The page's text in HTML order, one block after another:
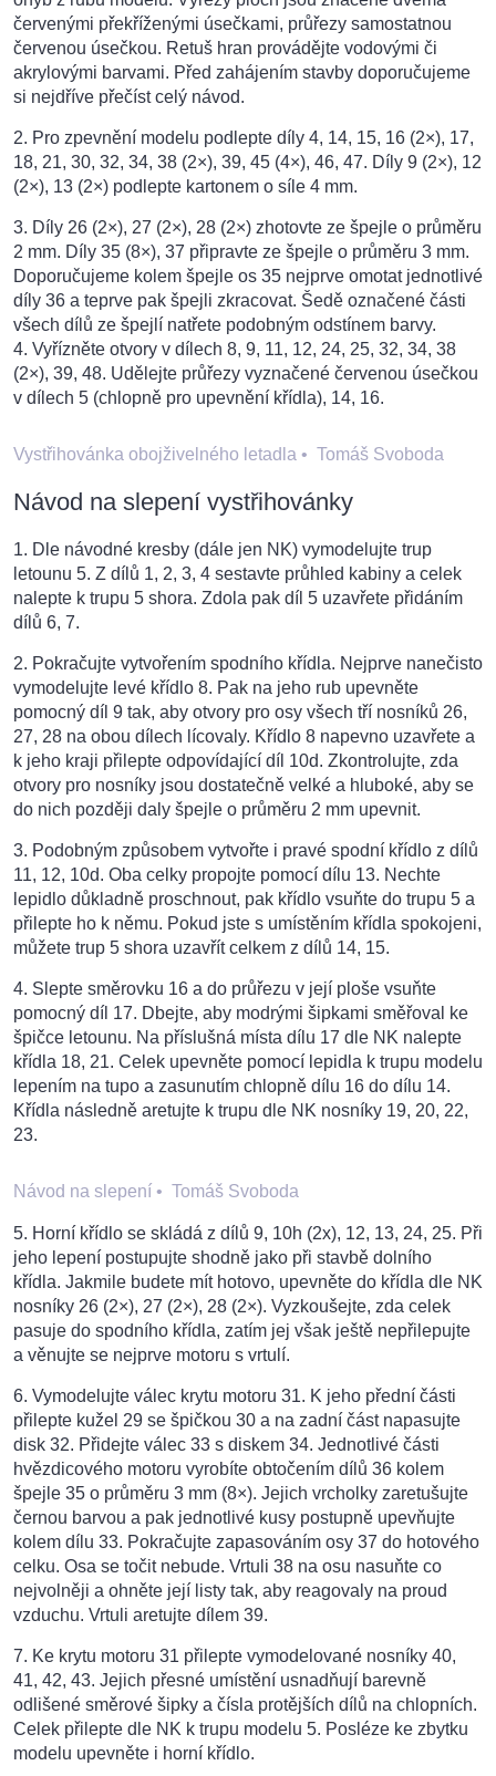
červenými překříženými úsečkami, průřezy samostatnou
červenou úsečkou. Retuš hran provádějte vodovými či
akrylovými barvami. Před zahájením stavby doporučujeme
si nejdříve přečíst celý návod.
2. Pro zpevnění modelu podlepte díly 4, 14, 15, 16 (2×), 17,
18, 21, 30, 32, 34, 38 (2×), 39, 45 (4×), 46, 47. Díly 9 (2×), 12
(2×), 13 (2×) podlepte kartonem o síle 4 mm.
3. Díly 26 (2×), 27 (2×), 28 (2×) zhotovte ze špejle o průměru
2 mm. Díly 35 (8×), 37 připravte ze špejle o průměru 3 mm.
Doporučujeme kolem špejle os 35 nejprve omotat jednotlivé
díly 36 a teprve pak špejli zkracovat. Šedě označené části
všech dílů ze špejlí natřete podobným odstínem barvy.
4. Vyřízněte otvory v dílech 8, 9, 11, 12, 24, 25, 32, 34, 38
(2×), 39, 48. Udělejte průřezy vyznačené červenou úsečkou
v dílech 5 (chlopně pro upevnění křídla), 14, 16.
Vystřihovánka obojživelného letadla • Tomáš Svoboda
Návod na slepení vystřihovánky
1. Dle návodné kresby (dále jen NK) vymodelujte trup
letounu 5. Z dílů 1, 2, 3, 4 sestavte průhled kabiny a celek
nalepte k trupu 5 shora. Zdola pak díl 5 uzavřete přidáním
dílů 6, 7.
2. Pokračujte vytvořením spodního křídla. Nejprve nanečisto
vymodelujte levé křídlo 8. Pak na jeho rub upevněte
pomocný díl 9 tak, aby otvory pro osy všech tří nosníků 26,
27, 28 na obou dílech lícovaly. Křídlo 8 napevno uzavřete a
k jeho kraji přilepte odpovídající díl 10d. Zkontrolujte, zda
otvory pro nosníky jsou dostatečně velké a hluboké, aby se
do nich později daly špejle o průměru 2 mm upevnit.
3. Podobným způsobem vytvořte i pravé spodní křídlo z dílů
11, 12, 10d. Oba celky propojte pomocí dílu 13. Nechte
lepidlo důkladně proschnout, pak křídlo vsuňte do trupu 5 a
přilepte ho k němu. Pokud jste s umístěním křídla spokojeni,
můžete trup 5 shora uzavřít celkem z dílů 14, 15.
4. Slepte směrovku 16 a do průřezu v její ploše vsuňte
pomocný díl 17. Dbejte, aby modrými šipkami směřoval ke
špičce letounu. Na příslušná místa dílu 17 dle NK nalepte
křídla 18, 21. Celek upevněte pomocí lepidla k trupu modelu
lepením na tupo a zasunutím chlopně dílu 16 do dílu 14.
Křídla následně aretujte k trupu dle NK nosníky 19, 20, 22,
23.
Návod na slepení • Tomáš Svoboda
5. Horní křídlo se skládá z dílů 9, 10h (2x), 12, 13, 24, 25. Při
jeho lepení postupujte shodně jako při stavbě dolního
křídla. Jakmile budete mít hotovo, upevněte do křídla dle NK
nosníky 26 (2×), 27 (2×), 28 (2×). Vyzkoušejte, zda celek
pasuje do spodního křídla, zatím jej však ještě nepřilepujte
a věnujte se nejprve motoru s vrtulí.
6. Vymodelujte válec krytu motoru 31. K jeho přední části
přilepte kužel 29 se špičkou 30 a na zadní část napasujte
disk 32. Přidejte válec 33 s diskem 34. Jednotlivé části
hvězdicového motoru vyrobíte obtočením dílů 36 kolem
špejle 35 o průměru 3 mm (8×). Jejich vrcholky zaretušujte
černou barvou a pak jednotlivé kusy postupně upevňujte
kolem dílu 33. Pokračujte zapasováním osy 37 do hotového
celku. Osa se točit nebude. Vrtuli 38 na osu nasuňte co
nejvolněji a ohněte její listy tak, aby reagovaly na proud
vzduchu. Vrtuli aretujte dílem 39.
7. Ke krytu motoru 31 přilepte vymodelované nosníky 40,
41, 42, 43. Jejich přesné umístění usnadňují barevně
odlišené směrové šipky a čísla protějších dílů na chlopních.
Celek přilepte dle NK k trupu modelu 5. Posléze ke zbytku
modelu upevněte i horní křídlo.